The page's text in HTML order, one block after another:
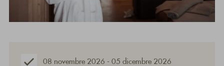
08 novembre 2026 - 05 dicembre 2026